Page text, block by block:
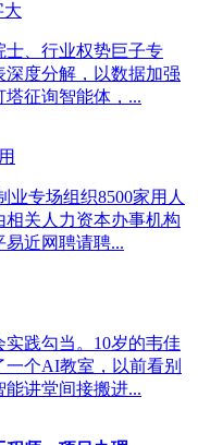
大
士、行业权势巨子专
度分解，以数据加强
征询智能体，...
业专场组织8500家用人
相关人力资本办事机构
近网聘请聘...
践勾当。10岁的韦佳
个AI教室，以前看别
能讲堂间接搬进...